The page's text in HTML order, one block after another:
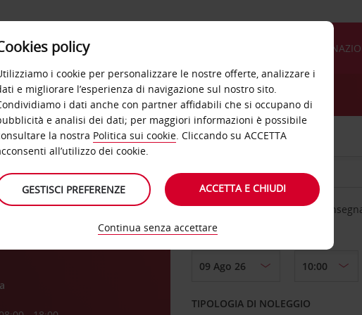
OFFERTE
Scegli una località di
DAL GIORNO
TIPOLOGIA DI NOLEGGIO
policy
i cookie per personalizzare le nostre offerte, analizzare i
e migliorare l’esperienza di navigazione sul nostro sito.
i dati anche con partner affidabili che si occupano di
e analisi dei dati; per maggiori informazioni è possibile
la nostra Politica sui cookie. Cliccando su ACCETTA
all’utilizzo dei cookie.
GESTISCI PREFERENZE ACCETTA E CHIUDI
Continua senza accettare